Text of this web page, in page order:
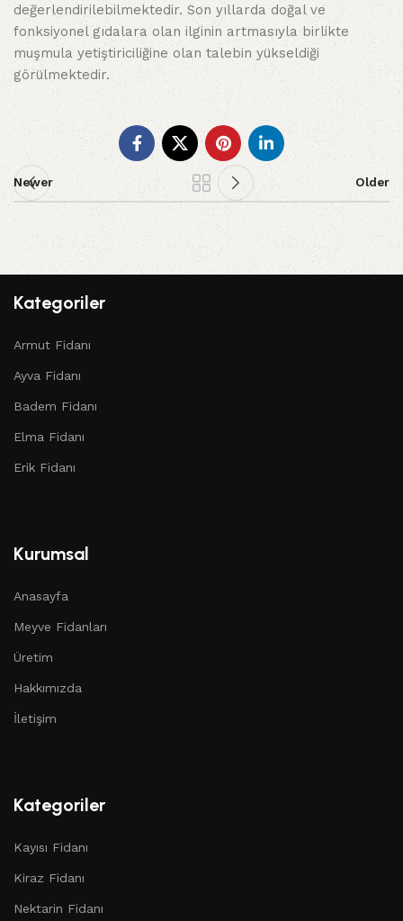
değerlendirilebilmektedir. Son yıllarda doğal ve
fonksiyonel gıdalara olan ilginin artmasıyla birlikte
muşmula yetiştiriciliğine olan talebin yükseldiği
görülmektedir.
Newer Older
Kategoriler
Armut Fidanı
Ayva Fidanı
Badem Fidanı
Elma Fidanı
Erik Fidanı
Kurumsal
Anasayfa
Meyve Fidanları
Üretim
Hakkımızda
İletişim
Kategoriler
Kayısı Fidanı
Kiraz Fidanı
Nektarin Fidanı